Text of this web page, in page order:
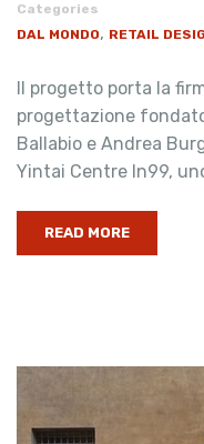
Categories
DAL MONDO, RETAIL
Il progetto porta la
progettazione
Ballabio e Andrea
Yintai Centre In99,
READ MORE